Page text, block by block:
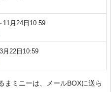
11月24日10:59
月22日10:59
まミニーは、メールBOXに送ら